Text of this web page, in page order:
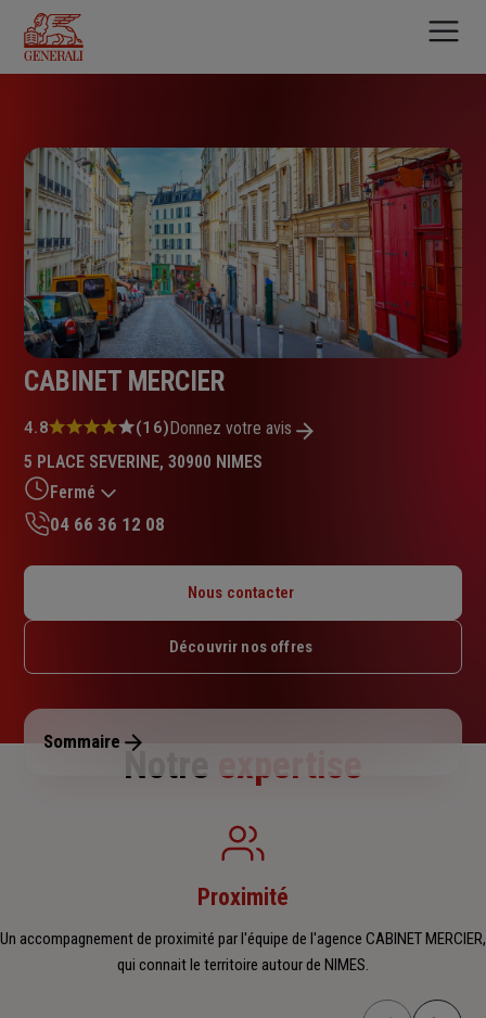
contenu
principal
CABINET MERCIER
Note
4.8
sur
5
étoiles
4.8 (16)Donnez votre avis
5 PLACE SEVERINE, 30900 NIMES
Fermé
Mardi : 08h30 – 12h / 14h – 18h
Jeudi : 08h30 – 12h / 14h – 18h
Dimanche : Fermé
04 66 36 12 08
Nous contacter
Découvrir nos offres
Sommaire
Notre expertise
Proximité
Un accompagnement de proximité par l'équipe de l'agence CABINET MERCIER,
qui connait le territoire autour de NIMES.